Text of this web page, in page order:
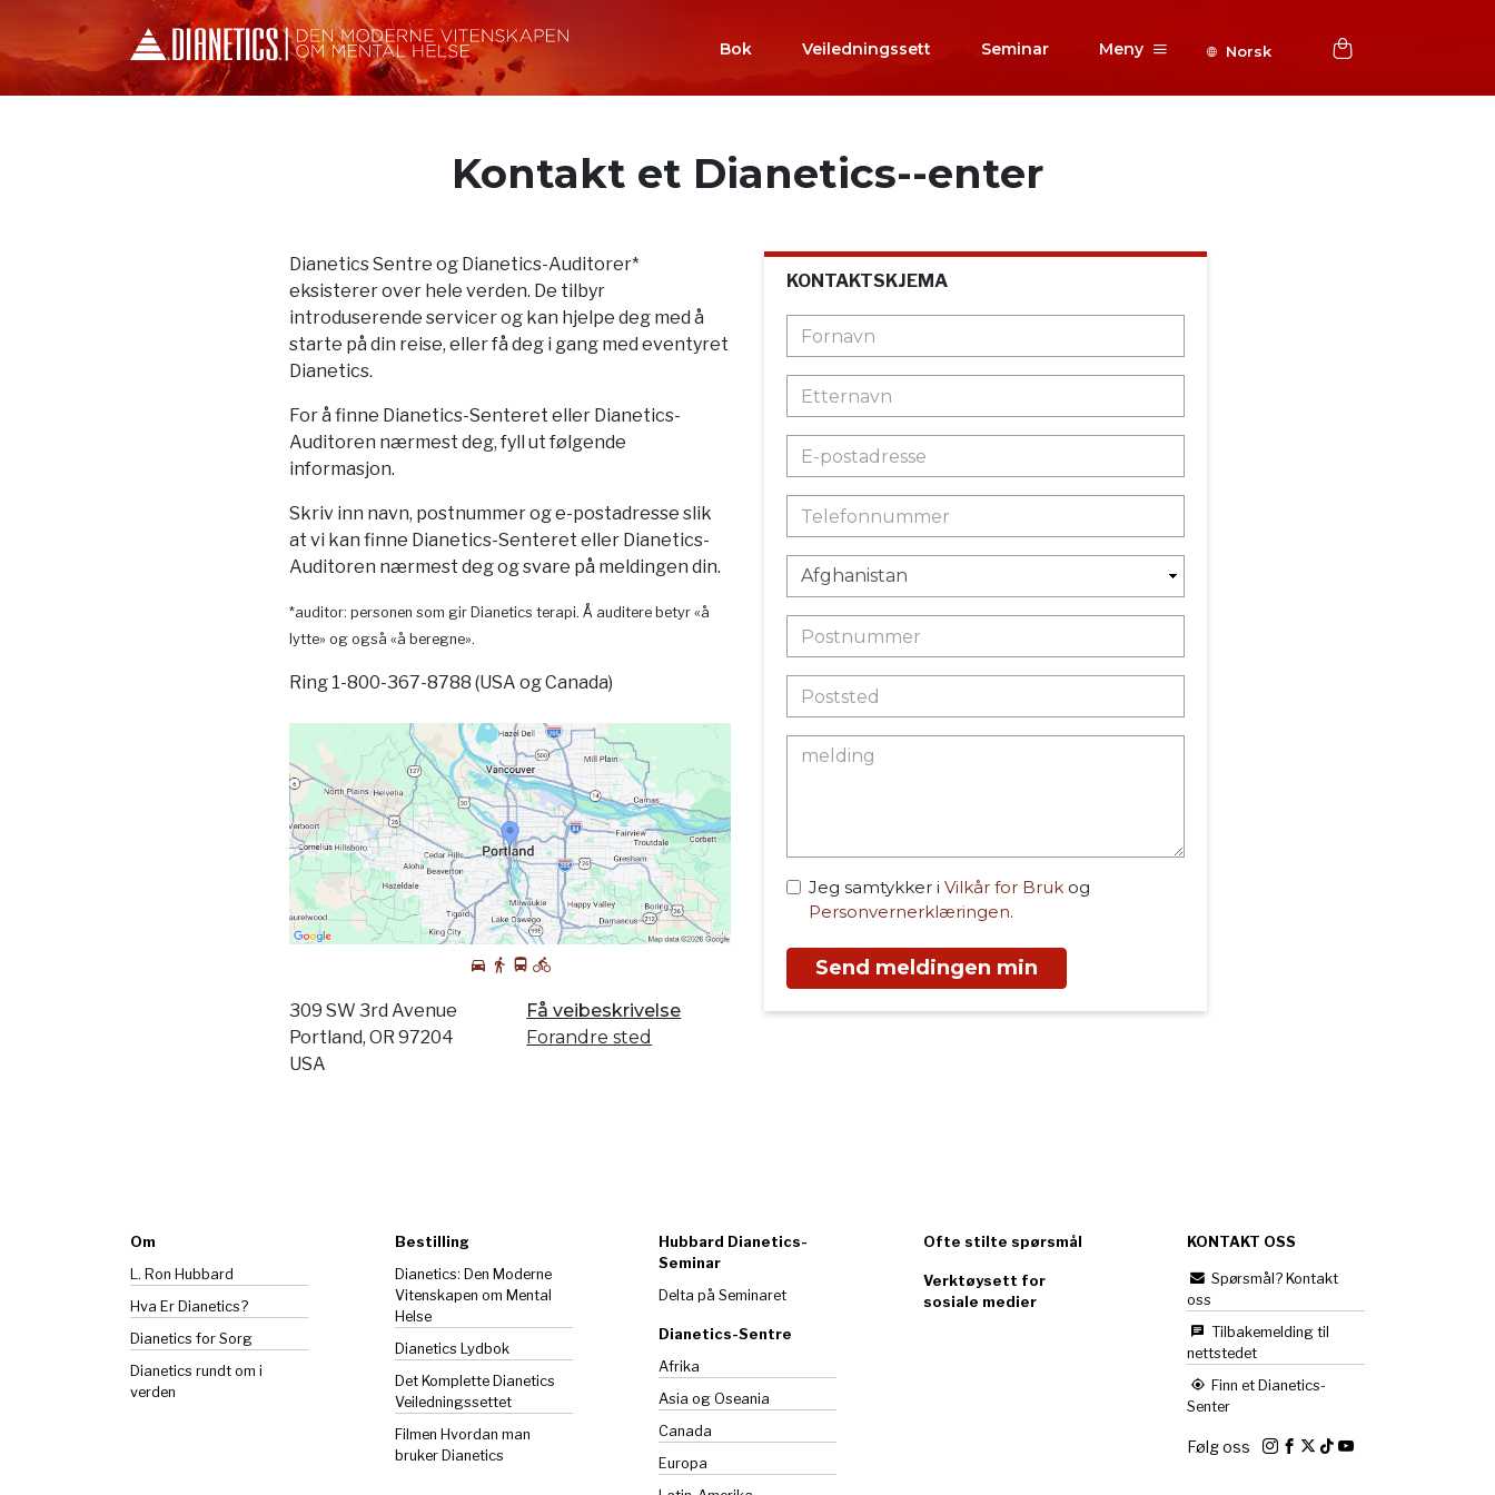
Bok Veiledningssett Seminar Meny Norsk
Kontakt et Dianetics--enter
Dianetics Sentre og Dianetics-Auditorer*
eksisterer over hele verden. De tilbyr
introduserende servicer og kan hjelpe deg med å
starte på din reise, eller få deg i gang med eventyret
Dianetics.
For å finne Dianetics-Senteret eller Dianetics-
Auditoren nærmest deg, fyll ut følgende
informasjon.
Skriv inn navn, postnummer og e-postadresse slik
at vi kan finne Dianetics-Senteret eller Dianetics-
Auditoren nærmest deg og svare på meldingen din.
*auditor: personen som gir Dianetics terapi. Å auditere betyr «å
lytte» og også «å beregne».
Ring 1-800-367-8788 (USA og Canada)
309 SW 3rd Avenue
Portland, OR 97204
USA
Få veibeskrivelse
Forandre sted
KONTAKTSKJEMA
Jeg samtykker i Vilkår for Bruk og
Personvernerklæringen.
Send meldingen min
Om
L. Ron Hubbard
Hva Er Dianetics?
Dianetics for Sorg
Dianetics rundt om i
verden
Bestilling
Dianetics: Den Moderne
Vitenskapen om Mental
Helse
Dianetics Lydbok
Det Komplette Dianetics
Veiledningssettet
Filmen Hvordan man
bruker Dianetics
Hubbard Dianetics-
Seminar
Delta på Seminaret
Dianetics-Sentre
Afrika
Asia og Oseania
Canada
Europa
Ofte stilte spørsmål
Verktøysett for
sosiale medier
KONTAKT OSS
Spørsmål? Kontakt
oss
Tilbakemelding til
nettstedet
Finn et Dianetics-
Senter
Følg oss